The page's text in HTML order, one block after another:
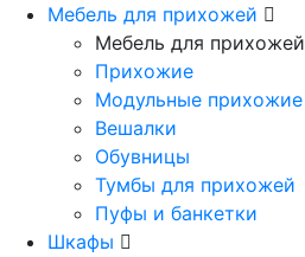
Мебель для прихожей
Мебель для прихожей
Прихожие
Модульные прихожие
Вешалки
Обувницы
Тумбы для прихожей
Пуфы и банкетки
Шкафы